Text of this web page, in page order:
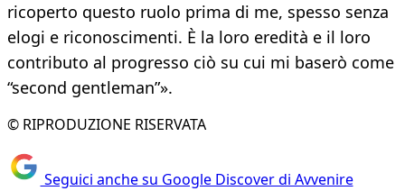
ricoperto questo ruolo prima di me, spesso senza
elogi e riconoscimenti. È la loro eredità e il loro
contributo al progresso ciò su cui mi baserò come
“second gentleman”».
© RIPRODUZIONE RISERVATA
Seguici anche su Google Discover di Avvenire